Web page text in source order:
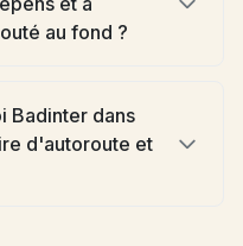
au fond ?
Badinter dans
d'autoroute et